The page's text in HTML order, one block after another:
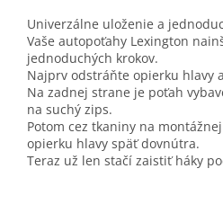
Univerzálne uloženie a
Vaše autopoťahy Lexington
jednoduchých krokov.
Najprv odstráňte opierku hlavy
Na zadnej strane je poťah
na suchý zips.
Potom cez tkaniny na
opierku hlavy späť dovnútra.
Teraz už len stačí zaistiť háky